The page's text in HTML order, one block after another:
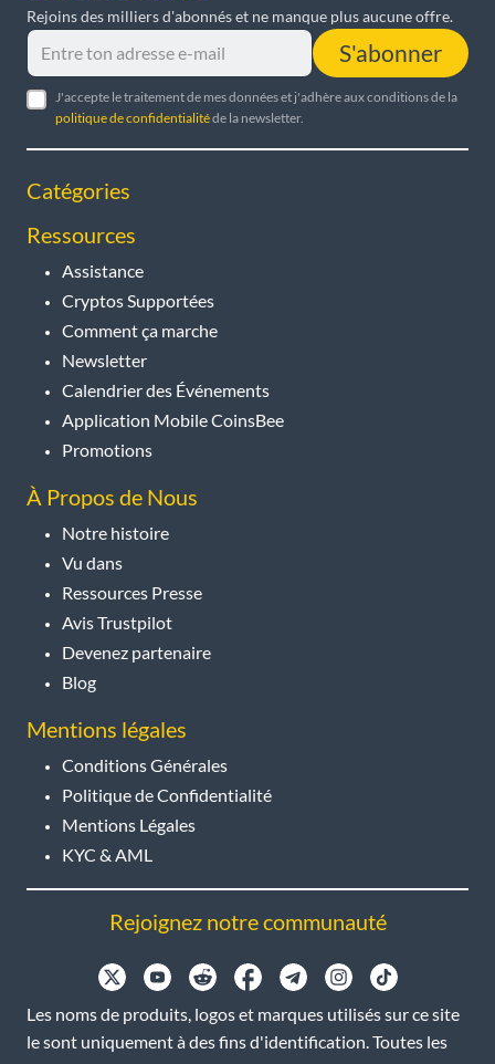
Rejoins des milliers d'abonnés et ne manque plus aucune offre.
S'abonner
J'accepte le traitement de mes données et j'adhère aux conditions de la
politique de confidentialitéde la newsletter.
Catégories
Ressources
Assistance
Cryptos Supportées
Comment ça marche
Newsletter
Calendrier des Événements
Application Mobile CoinsBee
Promotions
À Propos de Nous
Notre histoire
Vu dans
Ressources Presse
Avis Trustpilot
Devenez partenaire
Blog
Mentions légales
Conditions Générales
Politique de Confidentialité
Mentions Légales
KYC & AML
Rejoignez notre communauté
Les noms de produits, logos et marques utilisés sur ce site
le sont uniquement à des fins d'identification. Toutes les